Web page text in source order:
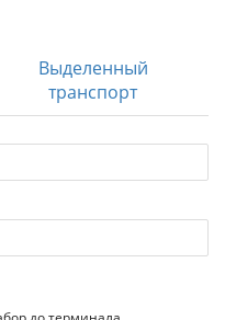
Выделенный
транспорт